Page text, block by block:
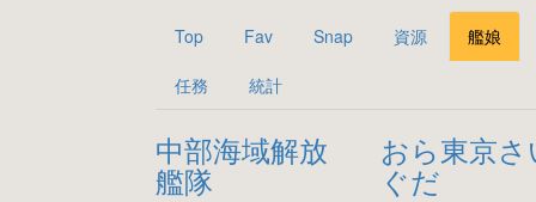
Top Fav Snap 資源 艦娘
任務 統計
中部海域解放
艦隊
おら東京さ
ぐだ